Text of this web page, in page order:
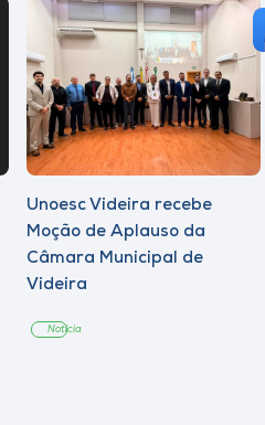
Unoesc Videira recebe
Moção de Aplauso da
Câmara Municipal de
Videira
Notícia